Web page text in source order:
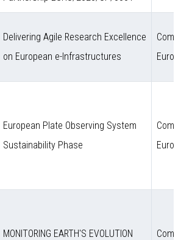
Delivering Agile Research Excellence
on European e-Infrastructures
European Plate Observing System
Sustainability Phase
MONITORING EARTH'S EVOLUTION